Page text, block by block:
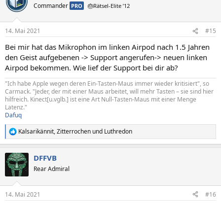
Commander PRO 🎂Rätsel-Elite ’12
14. Mai 2021 #15
Bei mir hat das Mikrophon im linken Airpod nach 1.5 Jahren
den Geist aufgebenen -> Support angerufen-> neuen linken
Airpod bekommen. Wie lief der Support bei dir ab?
"Ich habe Apple wegen deren Ein-Tasten-Maus immer wieder kritisiert", so
Carmack. "Jeder, der mit einer Maus arbeitet, will mehr Tasten – sie sind hier
hilfreich. Kinect[u.vglb.] ist eine Art Null-Tasten-Maus mit einer Menge
Latenz."
Dafuq
R
e
k
t
e
Kalsarikännit,Zitterrochen und Luthredon
DFFVB
Rear Admiral
14. Mai 2021 #16